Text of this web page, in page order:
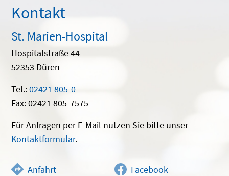
Kontakt
St. Marien-Hospital
Hospitalstraße 44
52353 Düren
Tel.:02421 805-0
Fax: 02421 805-7575
Für Anfragen per E-Mail nutzen Sie bitte unser
Kontaktformular.
Anfahrt Facebook